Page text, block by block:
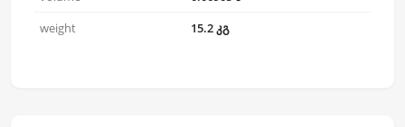
weight
15.2 კგ